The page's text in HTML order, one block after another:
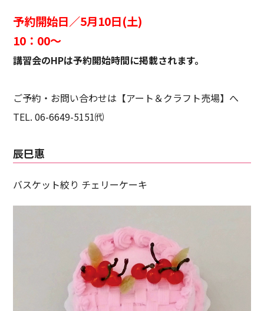
予約開始日／5月10日(土)
10：00～
講習会のHPは予約開始時間に掲載されます。
ご予約・お問い合わせは【アート＆クラフト売場】へ
TEL. 06-6649-5151㈹
辰巳惠
バスケット絞り チェリーケーキ